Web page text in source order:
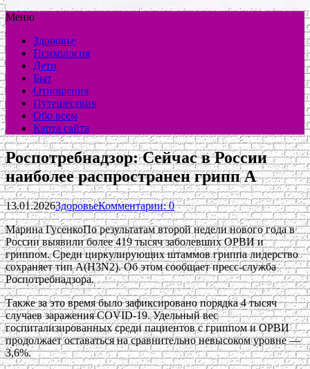
Меню
Здоровье
Психология
Дети
Быт
Отношения
Путешествия
Обо всем
Карта сайта
Роспотребнадзор: Сейчас в России
наиболее распространен грипп А
13.01.2026ЗдоровьеКомментарии: 0
Марина ГусенкоПо результатам второй недели нового года в
России выявили более 419 тысяч заболевших ОРВИ и
гриппом. Среди циркулирующих штаммов гриппа лидерство
сохраняет тип A(H3N2). Об этом сообщает пресс-служба
Роспотребнадзора.
Также за это время было зафиксировано порядка 4 тысяч
случаев заражения COVID-19. Удельный вес
госпитализированных среди пациентов с гриппом и ОРВИ
продолжает оставаться на сравнительно невысоком уровне —
3,6%.